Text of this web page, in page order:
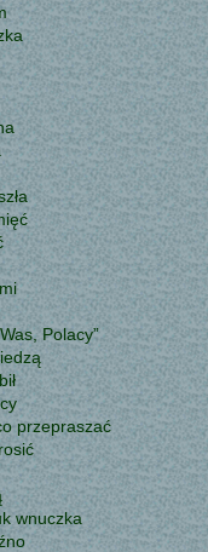
Polacy”
przepraszać
wnuczka